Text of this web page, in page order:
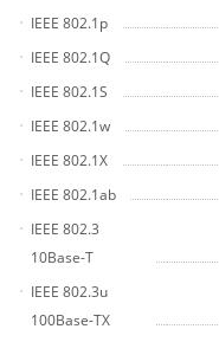
IEEE 802.1p
IEEE 802.1Q
IEEE 802.1S
IEEE 802.1w
IEEE 802.1X
IEEE 802.1ab
IEEE 802.3
10Base-T
IEEE 802.3u
100Base-TX